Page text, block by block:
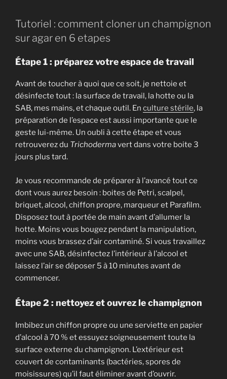
Tutoriel : comment cloner un champignon
sur agar en 6 etapes
Étape 1 : préparez votre espace de travail
Avant de toucher à quoi que ce soit, je nettoie et
désinfecte tout : la surface de travail, la hotte ou la
SAB, mes mains, et chaque outil. En culture stérile, la
préparation de l’espace est aussi importante que le
geste lui-même. Un oubli à cette étape et vous
retrouverez du Trichodermavert dans votre boite 3
jours plus tard.
Je vous recommande de préparer à l’avancé tout ce
dont vous aurez besoin : boites de Petri, scalpel,
briquet, alcool, chiffon propre, marqueur et Parafilm.
Disposez tout à portée de main avant d’allumer la
hotte. Moins vous bougez pendant la manipulation,
moins vous brassez d’air contaminé. Si vous travaillez
avec une SAB, désinfectez l’intérieur à l’alcool et
laissez l’air se déposer 5 à 10 minutes avant de
commencer.
Étape 2 : nettoyez et ouvrez le champignon
Imbibez un chiffon propre ou une serviette en papier
d’alcool à 70 % et essuyez soigneusement toute la
surface externe du champignon. L’extérieur est
couvert de contaminants (bactéries, spores de
moisissures) qu’il faut éliminer avant d’ouvrir.